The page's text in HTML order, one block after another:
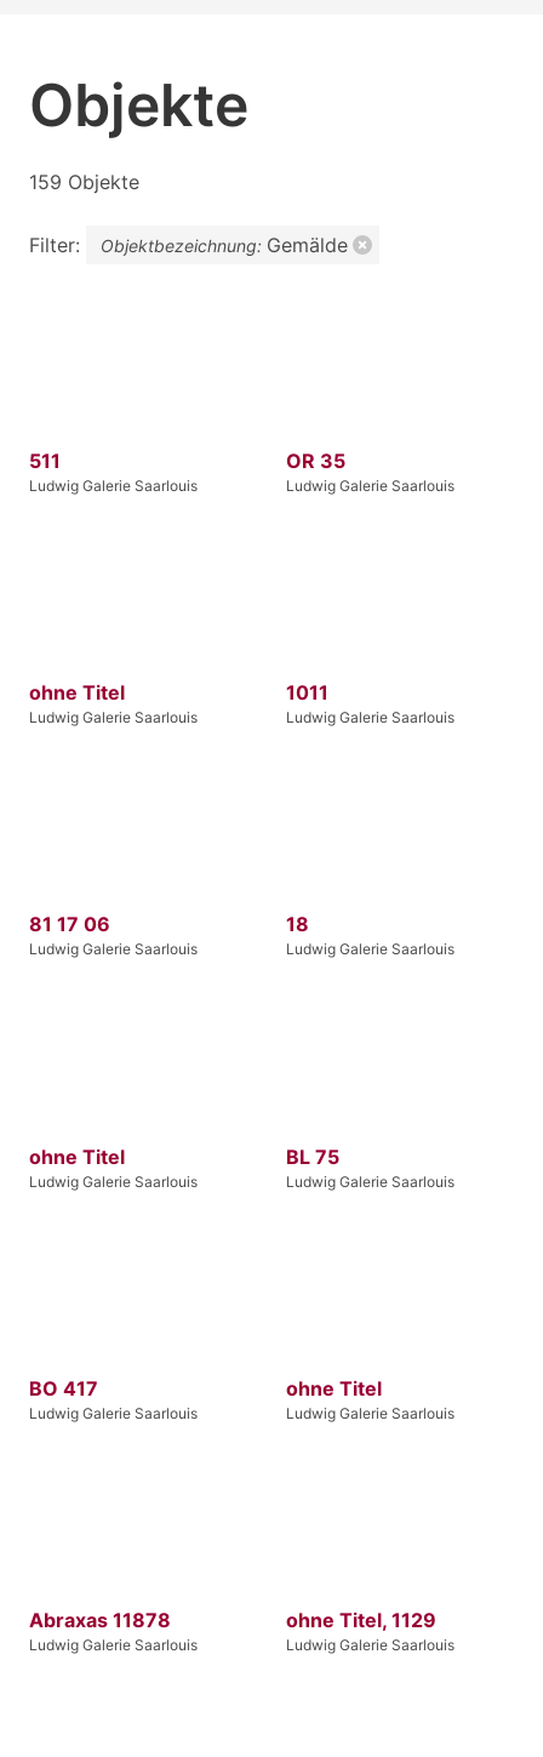
Objekte
159 Objekte
Filter: Objektbezeichnung: Gemälde
511
Ludwig Galerie Saarlouis
OR 35
Ludwig Galerie Saarlouis
ohne Titel
Ludwig Galerie Saarlouis
1011
Ludwig Galerie Saarlouis
81 17 06
Ludwig Galerie Saarlouis
18
Ludwig Galerie Saarlouis
ohne Titel
Ludwig Galerie Saarlouis
BL 75
Ludwig Galerie Saarlouis
BO 417
Ludwig Galerie Saarlouis
ohne Titel
Ludwig Galerie Saarlouis
Abraxas 11878
Ludwig Galerie Saarlouis
ohne Titel, 1129
Ludwig Galerie Saarlouis